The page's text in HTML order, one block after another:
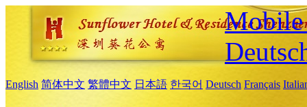
Mobile
English 简体中文 繁體中文 日本語 한국어 Deutsch Français